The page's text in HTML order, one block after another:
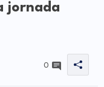
jornada
0